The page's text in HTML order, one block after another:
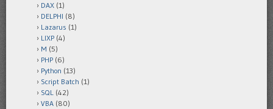
DAX (1)
DELPHI (8)
Lazarus (1)
LIXP (4)
M (5)
PHP (6)
Python (13)
Script Batch (1)
SQL (42)
VBA (80)